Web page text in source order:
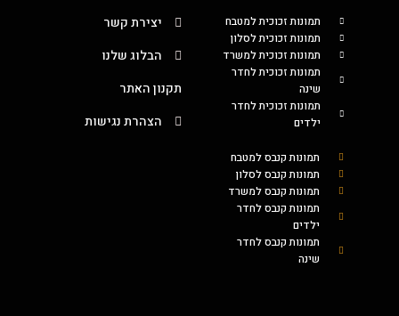
תמונות זכוכית למטבח
תמונות זכוכית לסלון
תמונות זכוכית למשרד
תמונות זכוכית לחדר
שינה
תמונות זכוכית לחדר
ילדים
תמונות קנבס למטבח
תמונות קנבס לסלון
תמונות קנבס למשרד
תמונות קנבס לחדר
ילדים
תמונות קנבס לחדר
שינה
יצירת קשר
הבלוג שלנו
תקנון האתר
הצהרת נגישות